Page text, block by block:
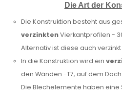
Die Art der
Die Konstruktion besteht aus
verzinktenVierkantprofilen -
Alternativ ist diese auch
In die Konstruktion wird ein
den Wänden -T7, auf dem
Die Blechelemente haben eine